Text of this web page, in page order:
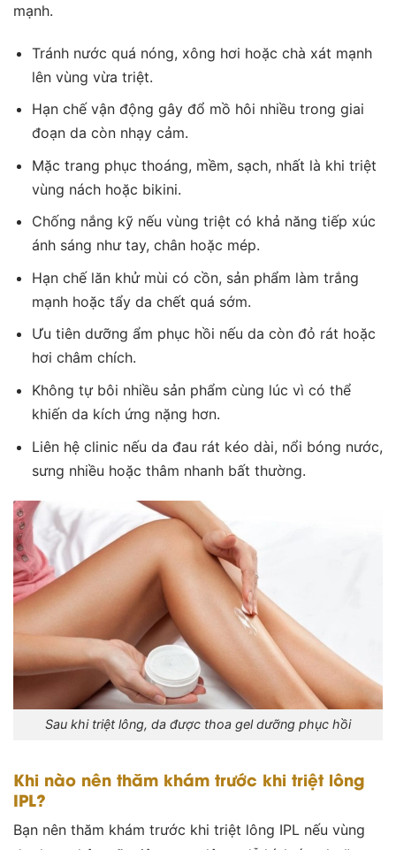
mạnh.
Tránh nước quá nóng, xông hơi hoặc chà xát mạnh
lên vùng vừa triệt.
Hạn chế vận động gây đổ mồ hôi nhiều trong giai
đoạn da còn nhạy cảm.
Mặc trang phục thoáng, mềm, sạch, nhất là khi triệt
vùng nách hoặc bikini.
Chống nắng kỹ nếu vùng triệt có khả năng tiếp xúc
ánh sáng như tay, chân hoặc mép.
Hạn chế lăn khử mùi có cồn, sản phẩm làm trắng
mạnh hoặc tẩy da chết quá sớm.
Ưu tiên dưỡng ẩm phục hồi nếu da còn đỏ rát hoặc
hơi châm chích.
Không tự bôi nhiều sản phẩm cùng lúc vì có thể
khiến da kích ứng nặng hơn.
Liên hệ clinic nếu da đau rát kéo dài, nổi bóng nước,
sưng nhiều hoặc thâm nhanh bất thường.
Sau khi triệt lông, da được thoa gel dưỡng phục hồi
Khi nào nên thăm khám trước khi triệt lông
IPL?
Bạn nên thăm khám trước khi triệt lông IPL nếu vùng